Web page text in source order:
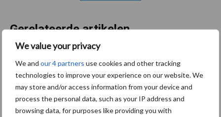
We value your privacy
We and our 4 partners use cookies and other tracking
technologies to improve your experience on our website. We
may store and/or access information from your device and
process the personal data, such as your IP address and
browsing data, for purposes like providing you with
Gerelateerde artikelen
De speenhuid: een vaak
onderschatte risicofactor
voor mastitis